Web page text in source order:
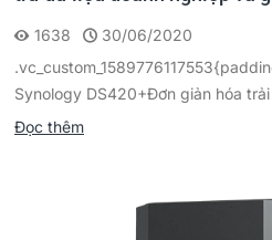
1638
30/06/2020
Synology DS420+Đơn giản hóa
Đọc thêm